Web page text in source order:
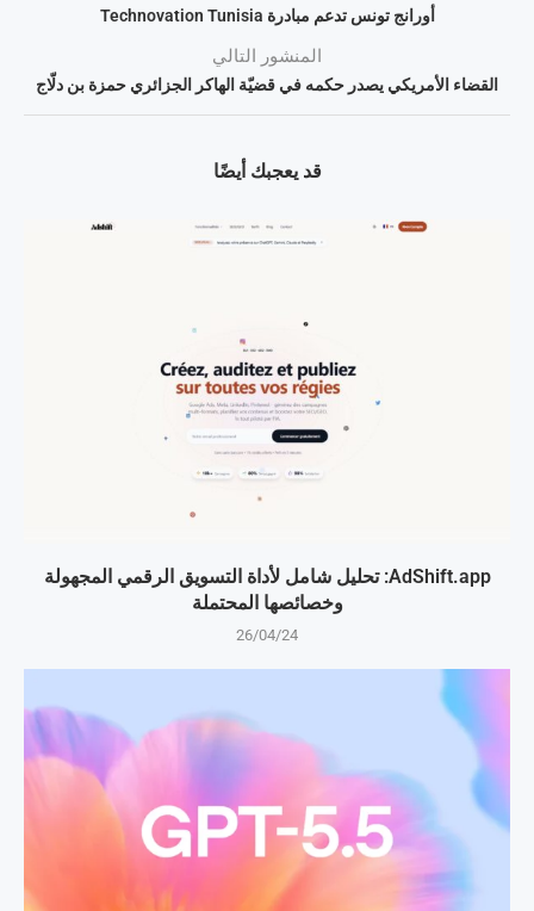
أورانج تونس تدعم مبادرة Technovation Tunisia
المنشور التالي
القضاء الأمريكي يصدر حكمه في قضيّة الهاكر الجزائري حمزة بن دلّاج
قد يعجبك أيضًا
AdShift.app: تحليل شامل لأداة التسويق الرقمي المجهولة
وخصائصها المحتملة
26/04/24